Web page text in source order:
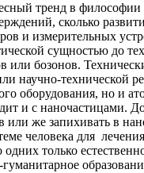
тренд в
сколько
и измерительных
сущностью до
бозонов.
научно-
оборудования, но и
и с наночастицами.
или же запихивать в
человека для
только